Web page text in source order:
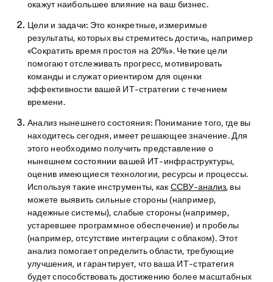
окажут наибольшее влияние на ваш бизнес.
Цели и задачи: Это конкретные, измеримые
результаты, которых вы стремитесь достичь, например
«Сократить время простоя на 20%». Четкие цели
помогают отслеживать прогресс, мотивировать
команды и служат ориентиром для оценки
эффективности вашей ИТ-стратегии с течением
времени.
Анализ нынешнего состояния: Понимание того, где вы
находитесь сегодня, имеет решающее значение. Для
этого необходимо получить представление о
нынешнем состоянии вашей ИТ-инфраструктуры,
оценив имеющиеся технологии, ресурсы и процессы.
Используя такие инструменты, как ССВУ-анализ, вы
можете выявить сильные стороны (например,
надежные системы), слабые стороны (например,
устаревшее программное обеспечение) и пробелы
(например, отсутствие интеграции с облаком). Этот
анализ помогает определить области, требующие
улучшения, и гарантирует, что ваша ИТ-стратегия
будет способствовать достижению более масштабных